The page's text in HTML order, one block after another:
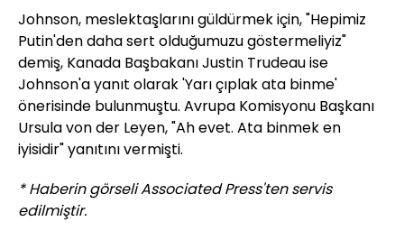
Johnson, meslektaşlarını güldürmek için, "Hepimiz
Putin'den daha sert olduğumuzu göstermeliyiz"
demiş, Kanada Başbakanı Justin Trudeau ise
Johnson'a yanıt olarak 'Yarı çıplak ata binme'
önerisinde bulunmuştu. Avrupa Komisyonu Başkanı
Ursula von der Leyen, "Ah evet. Ata binmek en
iyisidir" yanıtını vermişti.
* Haberin görseli Associated Press'ten servis
edilmiştir.